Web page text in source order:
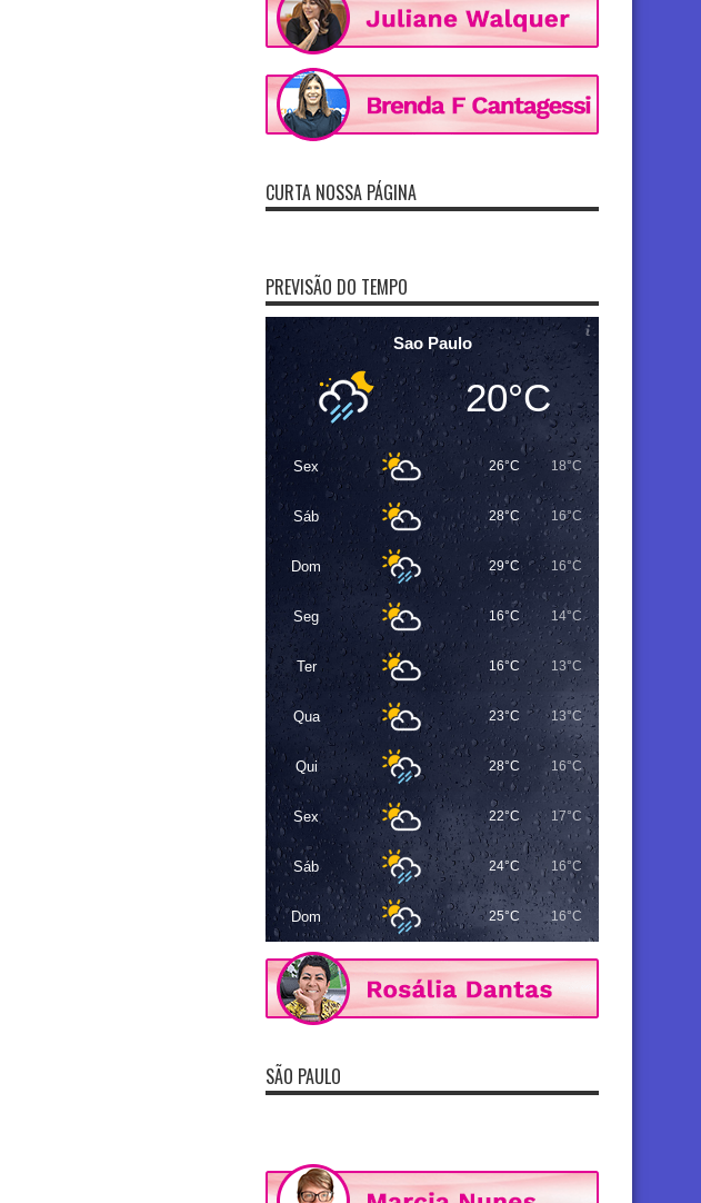
CURTA NOSSA PÁGINA
PREVISÃO DO TEMPO
Sao Paulo
20°C
Sex 26°C 18°C
Sáb 28°C 16°C
Dom 29°C 16°C
Seg 16°C 14°C
Ter 16°C 13°C
Qua 23°C 13°C
Qui 28°C 16°C
Sex 22°C 17°C
Sáb 24°C 16°C
Dom 25°C 16°C
SÃO PAULO